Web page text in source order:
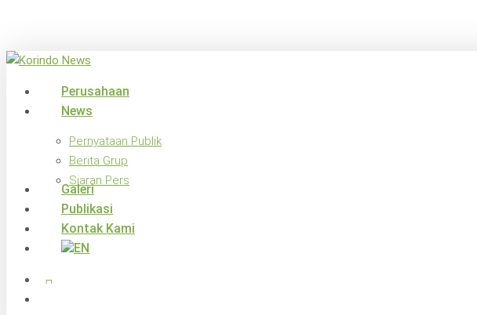
main
search
Menu
Perusahaan
News
Pernyataan Publik
Berita Grup
Siaran Pers
Galeri
Publikasi
Kontak Kami
x-
twitter
facebook